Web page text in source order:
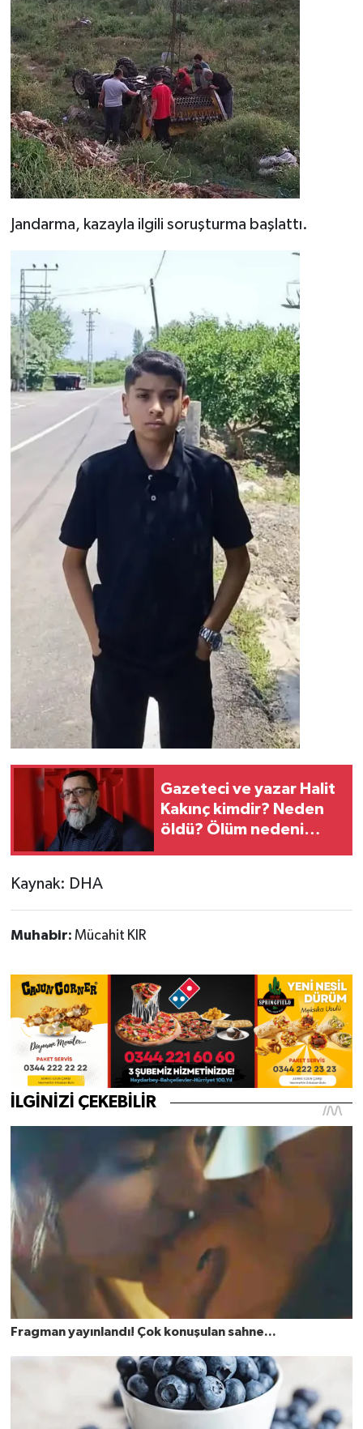
Jandarma, kazayla ilgili soruşturma başlattı.
Gazeteci ve yazar Halit
Kakınç kimdir? Neden
öldü? Ölüm nedeni
Kaynak: DHA
Muhabir: Mücahit KIR